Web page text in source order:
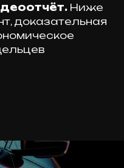
Ниже
доказательная